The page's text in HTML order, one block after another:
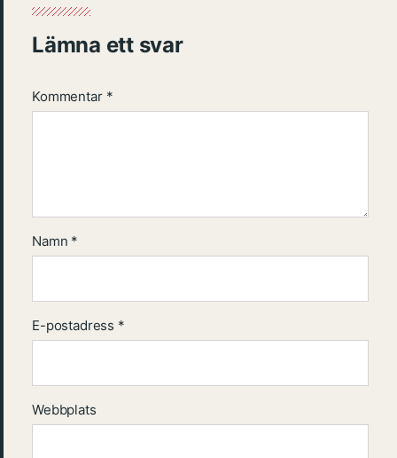
Lämna ett svar
Kommentar *
Namn *
E-postadress *
Webbplats